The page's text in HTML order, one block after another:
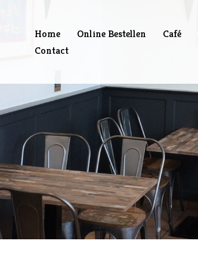
Home Online Bestellen Café
Contact